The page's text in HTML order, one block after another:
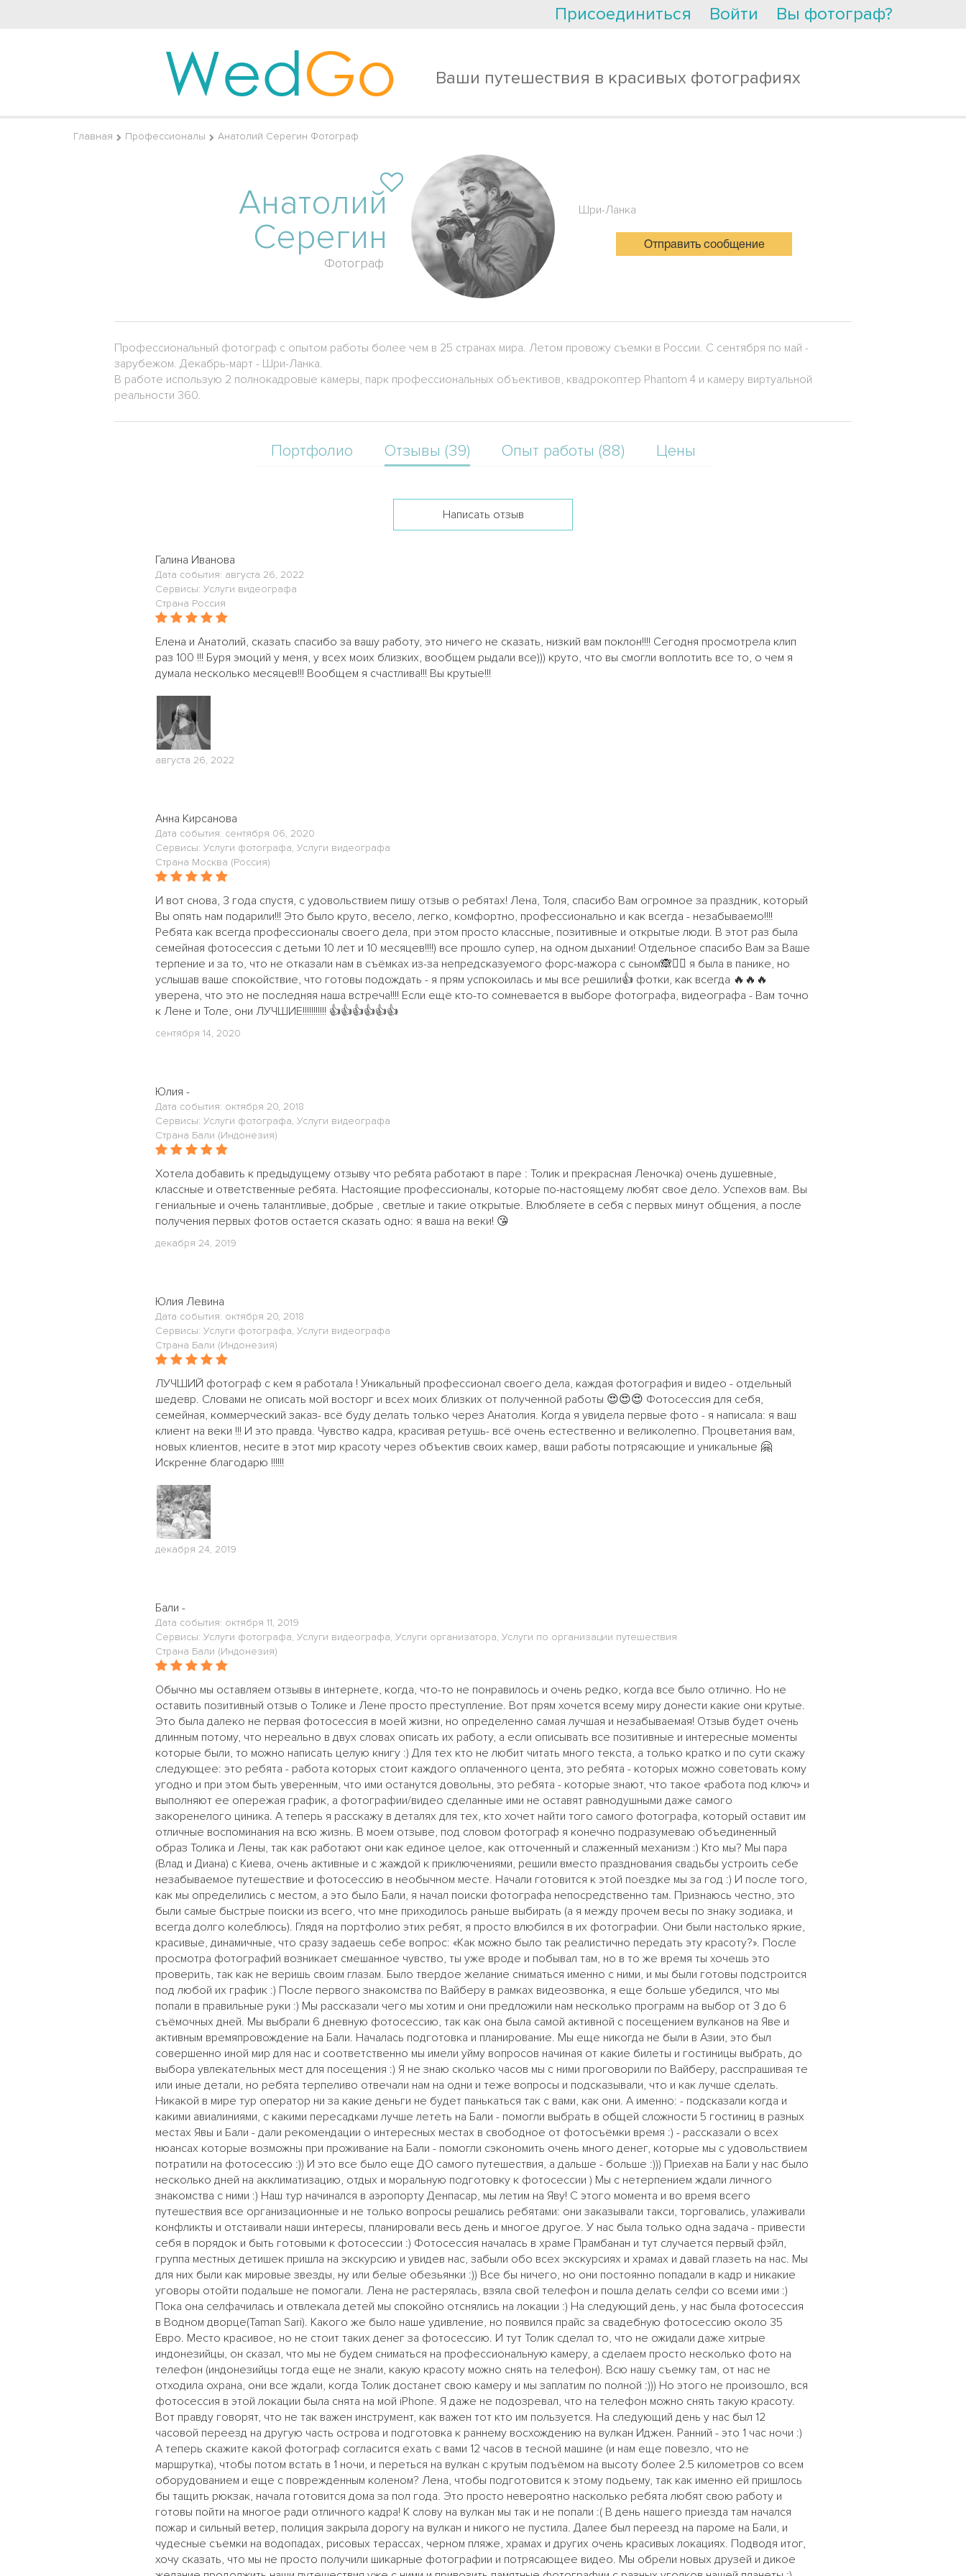
Присоединиться Войти Вы фотограф?
WedGo Ваши путешествия в красивых фотографиях
Главная Профессионалы Анатолий Серегин Фотограф
Анатолий
Серегин
Фотограф
Шри-Ланка
Отправить сообщение
Профессиональный фотограф с опытом работы более чем в 25 странах мира. Летом провожу съемки в России. С сентября по май -
зарубежом. Декабрь-март - Шри-Ланка.
В работе использую 2 полнокадровые камеры, парк профессиональных объективов, квадрокоптер Phantom 4 и камеру виртуальной
реальности 360.
Портфолио Отзывы (39) Опыт работы (88) Цены
Написать отзыв
Галина Иванова
Дата события: августа 26, 2022
Сервисы: Услуги видеографа
Страна Россия
Елена и Анатолий, сказать спасибо за вашу работу, это ничего не сказать, низкий вам поклон!!!! Сегодня просмотрела клип
раз 100 !!! Буря эмоций у меня, у всех моих близких, вообщем рыдали все))) круто, что вы смогли воплотить все то, о чем я
думала несколько месяцев!!! Вообщем я счастлива!!! Вы крутые!!!
августа 26, 2022
Анна Кирсанова
Дата события: сентября 06, 2020
Сервисы: Услуги фотографа, Услуги видеографа
Страна Москва (Россия)
И вот снова, 3 года спустя, с удовольствием пишу отзыв о ребятах! Лена, Толя, спасибо Вам огромное за праздник, который
Вы опять нам подарили!!! Это было круто, весело, легко, комфортно, профессионально и как всегда - незабываемо!!!!
Ребята как всегда профессионалы своего дела, при этом просто классные, позитивные и открытые люди. В этот раз была
семейная фотосессия с детьми 10 лет и 10 месяцев!!!!) все прошло супер, на одном дыхании! Отдельное спасибо Вам за Ваше
терпение и за то, что не отказали нам в съёмках из-за непредсказуемого форс-мажора с сыном🙈🤦‍♀️ я была в панике, но
услышав ваше спокойствие, что готовы подождать - я прям успокоилась и мы все решили👍 фотки, как всегда 🔥🔥🔥
уверена, что это не последняя наша встреча!!!! Если ещё кто-то сомневается в выборе фотографа, видеографа - Вам точно
к Лене и Толе, они ЛУЧШИЕ!!!!!!!!!!! 👍👍👍👍👍👍
сентября 14, 2020
Юлия -
Дата события: октября 20, 2018
Сервисы: Услуги фотографа, Услуги видеографа
Страна Бали (Индонезия)
Хотела добавить к предыдущему отзыву что ребята работают в паре : Толик и прекрасная Леночка) очень душевные,
классные и ответственные ребята. Настоящие профессионалы, которые по-настоящему любят свое дело. Успехов вам. Вы
гениальные и очень талантливые, добрые , светлые и такие открытые. Влюбляете в себя с первых минут общения, а после
получения первых фотов остается сказать одно: я ваша на веки! 😘
декабря 24, 2019
Юлия Левина
Дата события: октября 20, 2018
Сервисы: Услуги фотографа, Услуги видеографа
Страна Бали (Индонезия)
ЛУЧШИЙ фотограф с кем я работала ! Уникальный профессионал своего дела, каждая фотография и видео - отдельный
шедевр. Словами не описать мой восторг и всех моих близких от полученной работы 😍😍😍 Фотосессия для себя,
семейная, коммерческий заказ- всё буду делать только через Анатолия. Когда я увидела первые фото - я написала: я ваш
клиент на веки !!! И это правда. Чувство кадра, красивая ретушь- всё очень естественно и великолепно. Процветания вам,
новых клиентов, несите в этот мир красоту через объектив своих камер, ваши работы потрясающие и уникальные 🤗
Искренне благодарю !!!!!!
декабря 24, 2019
Бали -
Дата события: октября 11, 2019
Сервисы: Услуги фотографа, Услуги видеографа, Услуги организатора, Услуги по организации путешествия
Страна Бали (Индонезия)
Обычно мы оставляем отзывы в интернете, когда, что-то не понравилось и очень редко, когда все было отлично. Но не
оставить позитивный отзыв о Толике и Лене просто преступление. Вот прям хочется всему миру донести какие они крутые.
Это была далеко не первая фотосессия в моей жизни, но определенно самая лучшая и незабываемая! Отзыв будет очень
длинным потому, что нереально в двух словах описать их работу, а если описывать все позитивные и интересные моменты
которые были, то можно написать целую книгу :) Для тех кто не любит читать много текста, а только кратко и по сути скажу
следующее: это ребята - работа которых стоит каждого оплаченного цента, это ребята - которых можно советовать кому
угодно и при этом быть уверенным, что ими останутся довольны, это ребята - которые знают, что такое «работа под ключ» и
выполняют ее опережая график, а фотографии/видео сделанные ими не оставят равнодушными даже самого
закоренелого циника. А теперь я расскажу в деталях для тех, кто хочет найти того самого фотографа, который оставит им
отличные воспоминания на всю жизнь. В моем отзыве, под словом фотограф я конечно подразумеваю объединенный
образ Толика и Лены, так как работают они как единое целое, как отточенный и слаженный механизм :) Кто мы? Мы пара
(Влад и Диана) с Киева, очень активные и с жаждой к приключениями, решили вместо празднования свадьбы устроить себе
незабываемое путешествие и фотосессию в необычном месте. Начали готовится к этой поездке мы за год :) И после того,
как мы определились с местом, а это было Бали, я начал поиски фотографа непосредственно там. Признаюсь честно, это
были самые быстрые поиски из всего, что мне приходилось раньше выбирать (а я между прочем весы по знаку зодиака, и
всегда долго колеблюсь). Глядя на портфолио этих ребят, я просто влюбился в их фотографии. Они были настолько яркие,
красивые, динамичные, что сразу задаешь себе вопрос: «Как можно было так реалистично передать эту красоту?». После
просмотра фотографий возникает смешанное чувство, ты уже вроде и побывал там, но в то же время ты хочешь это
проверить, так как не веришь своим глазам. Было твердое желание сниматься именно с ними, и мы были готовы подстроится
под любой их график :) После первого знакомства по Вайберу в рамках видеозвонка, я еще больше убедился, что мы
попали в правильные руки :) Мы рассказали чего мы хотим и они предложили нам несколько программ на выбор от 3 до 6
съёмочных дней. Мы выбрали 6 дневную фотосессию, так как она была самой активной с посещением вулканов на Яве и
активным времяпровождение на Бали. Началась подготовка и планирование. Мы еще никогда не были в Азии, это был
совершенно иной мир для нас и соответственно мы имели уйму вопросов начиная от какие билеты и гостиницы выбрать, до
выбора увлекательных мест для посещения :) Я не знаю сколько часов мы с ними проговорили по Вайберу, расспрашивая те
или иные детали, но ребята терпеливо отвечали нам на одни и теже вопросы и подсказывали, что и как лучше сделать.
Никакой в мире тур оператор ни за какие деньги не будет панькаться так с вами, как они. А именно: - подсказали когда и
какими авиалиниями, с какими пересадками лучше лететь на Бали - помогли выбрать в общей сложности 5 гостиниц в разных
местах Явы и Бали - дали рекомендации о интересных местах в свободное от фотосъёмки время :) - рассказали о всех
нюансах которые возможны при проживание на Бали - помогли сэкономить очень много денег, которые мы с удовольствием
потратили на фотосессию :)) И это все было еще ДО самого путешествия, а дальше - больше :))) Приехав на Бали у нас было
несколько дней на акклиматизацию, отдых и моральную подготовку к фотосессии ) Мы с нетерпением ждали личного
знакомства с ними :) Наш тур начинался в аэропорту Денпасар, мы летим на Яву! С этого момента и во время всего
путешествия все организационные и не только вопросы решались ребятами: они заказывали такси, торговались, улаживали
конфликты и отстаивали наши интересы, планировали весь день и многое другое. У нас была только одна задача - привести
себя в порядок и быть готовыми к фотосессии :) Фотосессия началась в храме Прамбанан и тут случается первый фэйл,
группа местных детишек пришла на экскурсию и увидев нас, забыли обо всех экскурсиях и храмах и давай глазеть на нас. Мы
для них были как мировые звезды, ну или белые обезьянки :)) Все бы ничего, но они постоянно попадали в кадр и никакие
уговоры отойти подальше не помогали. Лена не растерялась, взяла свой телефон и пошла делать селфи со всеми ими :)
Пока она селфачилась и отвлекала детей мы спокойно отснялись на локации :) На следующий день, у нас была фотосессия
в Водном дворце(Taman Sari). Какого же было наше удивление, но появился прайс за свадебную фотосессию около 35
Евро. Место красивое, но не стоит таких денег за фотосессию. И тут Толик сделал то, что не ожидали даже хитрые
индонезийцы, он сказал, что мы не будем сниматься на профессиональную камеру, а сделаем просто несколько фото на
телефон (индонезийцы тогда еще не знали, какую красоту можно снять на телефон). Всю нашу съемку там, от нас не
отходила охрана, они все ждали, когда Толик достанет свою камеру и мы заплатим по полной :))) Но этого не произошло, вся
фотосессия в этой локации была снята на мой iPhone. Я даже не подозревал, что на телефон можно снять такую красоту.
Вот правду говорят, что не так важен инструмент, как важен тот кто им пользуется. На следующий день у нас был 12
часовой переезд на другую часть острова и подготовка к раннему восхождению на вулкан Иджен. Ранний - это 1 час ночи :)
А теперь скажите какой фотограф согласится ехать с вами 12 часов в тесной машине (и нам еще повезло, что не
маршрутка), чтобы потом встать в 1 ночи, и переться на вулкан с крутым подъёмом на высоту более 2.5 километров со всем
оборудованием и еще с поврежденным коленом? Лена, чтобы подготовится к этому подьему, так как именно ей пришлось
бы тащить рюкзак, начала готовится дома за пол года. Это просто невероятно насколько ребята любят свою работу и
готовы пойти на многое ради отличного кадра! К слову на вулкан мы так и не попали :( В день нашего приезда там начался
пожар и сильный ветер, полиция закрыла дорогу на вулкан и никого не пустила. Далее был переезд на пароме на Бали, и
чудесные съемки на водопадах, рисовых терассах, черном пляже, храмах и других очень красивых локациях. Подводя итог,
хочу сказать, что мы не просто получили шикарные фотографии и потрясающее видео. Мы обрели новых друзей и дикое